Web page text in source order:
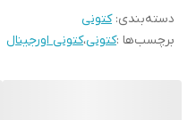
دسته‌بندی:کتونی
برچسب‌ها :کتونی،کتونی اورجینال